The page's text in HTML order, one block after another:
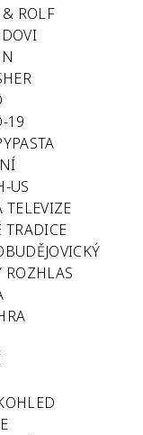
ROLF
19
US
TELEVIZE
TRADICE
ROZHLAS